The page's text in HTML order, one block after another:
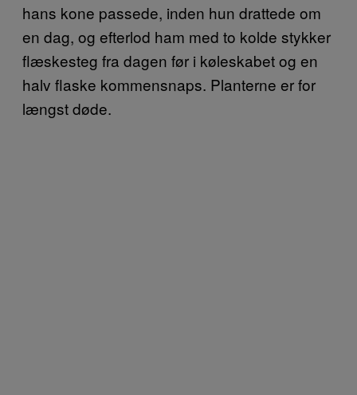
hans kone passede, inden hun drattede om
en dag, og efterlod ham med to kolde stykker
flæskesteg fra dagen før i køleskabet og en
halv flaske kommensnaps. Planterne er for
længst døde.